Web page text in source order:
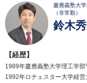
慶應義塾大
（非常勤）
鈴木
【経歴】
1989年慶應義塾大学理工学部
1992年ロチェスター大学経営